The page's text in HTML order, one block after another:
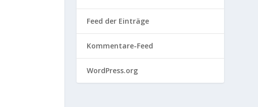
Feed der Einträge
Kommentare-Feed
WordPress.org